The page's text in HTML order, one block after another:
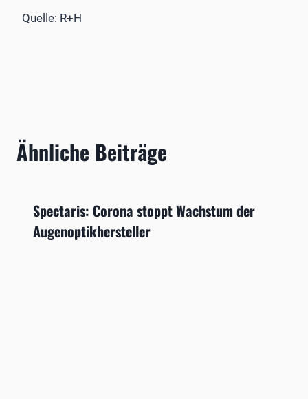
Quelle: R+H
Ähnliche Beiträge
Spectaris: Corona stoppt Wachstum der
Augenoptikhersteller